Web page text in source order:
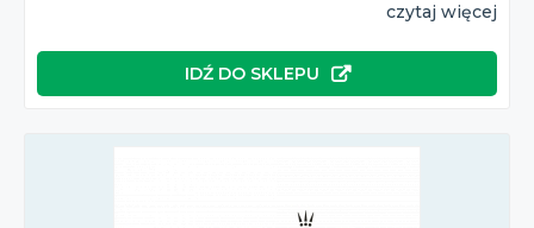
czytaj więcej
IDŹ DO SKLEPU